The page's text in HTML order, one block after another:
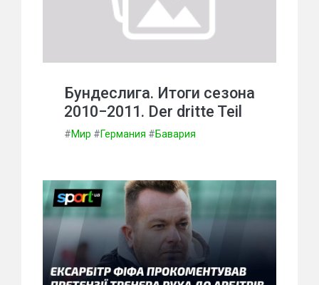
Бундеслига. Итоги сезона
2010−2011. Der dritte Teil
#Мир #Германия #Бавария